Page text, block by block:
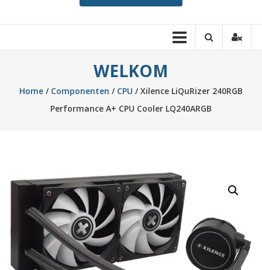
WELKOM
Home/ Componenten / CPU / Xilence LiQuRizer 240RGB
Performance A+ CPU Cooler LQ240ARGB